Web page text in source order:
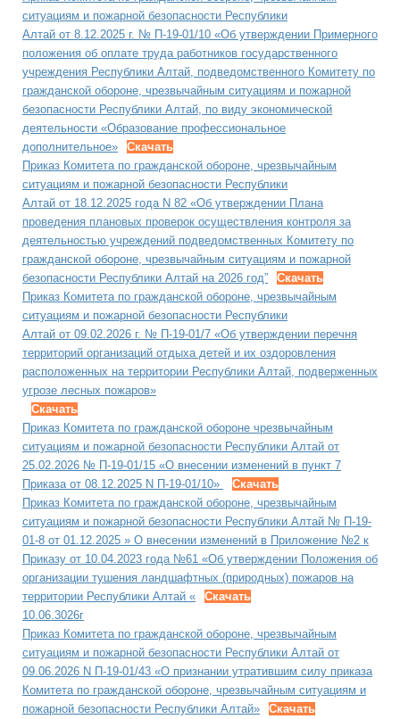
ситуациям и пожарной безопасности Республики
Алтай от 8.12.2025 г. № П-19-01/10 «Об утверждении Примерного
положения об оплате труда работников государственного
учреждения Республики Алтай, подведомственного Комитету по
гражданской обороне, чрезвычайным ситуациям и пожарной
безопасности Республики Алтай, по виду экономической
деятельности «Образование профессиональное
дополнительное»
Скачать
Приказ Комитета по гражданской обороне, чрезвычайным
ситуациям и пожарной безопасности Республики
Алтай от 18.12.2025 года N 82 «Об утверждении Плана
проведения плановых проверок осуществления контроля за
деятельностью учреждений подведомственных Комитету по
гражданской обороне, чрезвычайным ситуациям и пожарной
безопасности Республики Алтай на 2026 год”
Скачать
Приказ Комитета по гражданской обороне, чрезвычайным
ситуациям и пожарной безопасности Республики
Алтай от 09.02.2026 г. № П-19-01/7 «Об утверждении перечня
территорий организаций отдыха детей и их оздоровления
расположенных на территории Республики Алтай, подверженных
угрозе лесных пожаров»
Скачать
Приказ Комитета по гражданской обороне чрезвычайным
ситуациям и пожарной безопасности Республики Алтай от
25.02.2026 № П-19-01/15 «О внесении изменений в пункт 7
Приказа от 08.12.2025 N П-19-01/10»
Скачать
Приказ Комитета по гражданской обороне, чрезвычайным
ситуациям и пожарной безопасности Республики Алтай № П-19-
01-8 от 01.12.2025 » О внесении изменений в Приложение №2 к
Приказу от 10.04.2023 года №61 «Об утверждении Положения об
организации тушения ландшафтных (природных) пожаров на
территории Республики Алтай «
Скачать
10.06.3026г
Приказ Комитета по гражданской обороне, чрезвычайным
ситуациям и пожарной безопасности Республики Алтай от
09.06.2026 N П-19-01/43 «О признании утратившим силу приказа
Комитета по гражданской обороне, чрезвычайным ситуациям и
пожарной безопасности Республики Алтай»
Скачать